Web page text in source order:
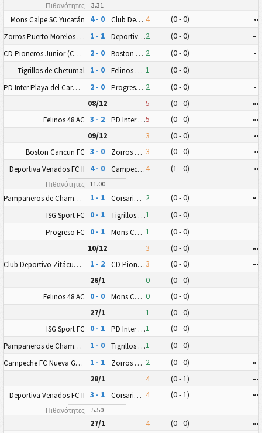
Πιθανότητες 3.31
Mons Calpe SC Yucatán 4 - 0 Club Deportivo Zitácuaro II 4 (0 - 0) ••
Zorros Puerto Morelos FC 1 - 1 Deportiva Venados FC II2 (0 - 0) ••
CD Pioneros Junior (CD Pioneros de Cancún II) 2 - 0 Boston Cancun FC 2 (0 - 0) •
Tigrillos de Chetumal 1 - 0 Felinos 48 AC 1 (0 - 0)
PD Inter Playa del Carmen AC II 2 - 0 Progreso FC 2 (0 - 0)
•
08/12
5 (0 - 0) •••
Felinos 48 AC 3 - 2 PD Inter Playa del Carmen AC II5 (0 - 0) •••
09/12
3 (0 - 0) ••
Boston Cancun FC 3 - 0 Zorros Puerto Morelos FC 3 (0 - 0) ••
Deportiva Venados FC II
Πιθανότητες
4 - 0
11.00
Campeche FC Nueva Generación4 (1 - 0) ••
Pampaneros de Champotón FC 1 - 1 Corsarios de Campeche FC 2 (0 - 0) ••
ISG Sport FC 0 - 1 Tigrillos de Chetumal1 (0 - 0)
Progreso FC 0 - 1 Mons Calpe SC Yucatán 1
(0 - 0)
10/12
3 (0 - 0) •••
Club Deportivo Zitácuaro II 1 - 2 CD Pioneros Junior (CD Pioneros de Cancún II)3 (0 - 0) •••
26/1
0 (0 - 0)
Felinos 48 AC 0 - 0 Mons Calpe SC Yucatán 0
(0 - 0)
27/1
1 (0 - 0)
ISG Sport FC 0 - 1 PD Inter Playa del Carmen AC II1 (0 - 0)
Pampaneros de Champotón FC 1 - 0 Tigrillos de Chetumal1 (0 - 0)
Campeche FC Nueva Generación 1 - 1 Zorros Puerto Morelos FC 2 (0 - 0) ••
28/1
4 (0 - 1) •••
Deportiva Venados FC II
Πιθανότητες
3 - 1
5.50
Corsarios de Campeche FC 4 (0 - 1) •••
27/1 4 (0 - 0) •••